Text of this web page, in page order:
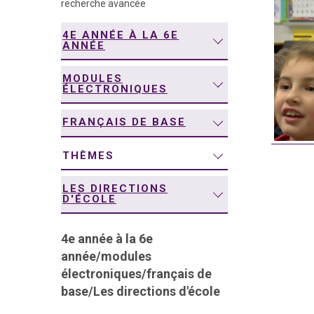
recherche avancée
4E ANNÉE À LA 6E
ANNÉE
MODULES
ÉLECTRONIQUES
FRANÇAIS DE BASE
THÈMES
LES DIRECTIONS
D'ÉCOLE
4e année à la 6e
année/modules
électroniques/français de
base/Les directions d'école